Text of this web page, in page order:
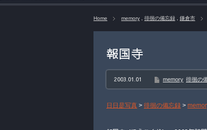
Home memory 徘徊の備忘録 鎌倉市
報国寺
2003.01.01 memory 徘徊の
日日是写真 > 徘徊の備忘録 >